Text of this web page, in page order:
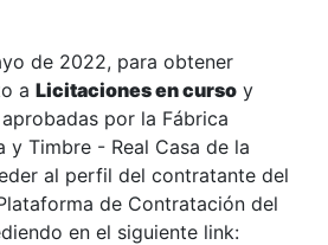
de 2022, para obtener
a Licitaciones en curso y
por la Fábrica
y Timbre - Real Casa de la
al perfil del contratante del
de Contratación del
en el siguiente link: